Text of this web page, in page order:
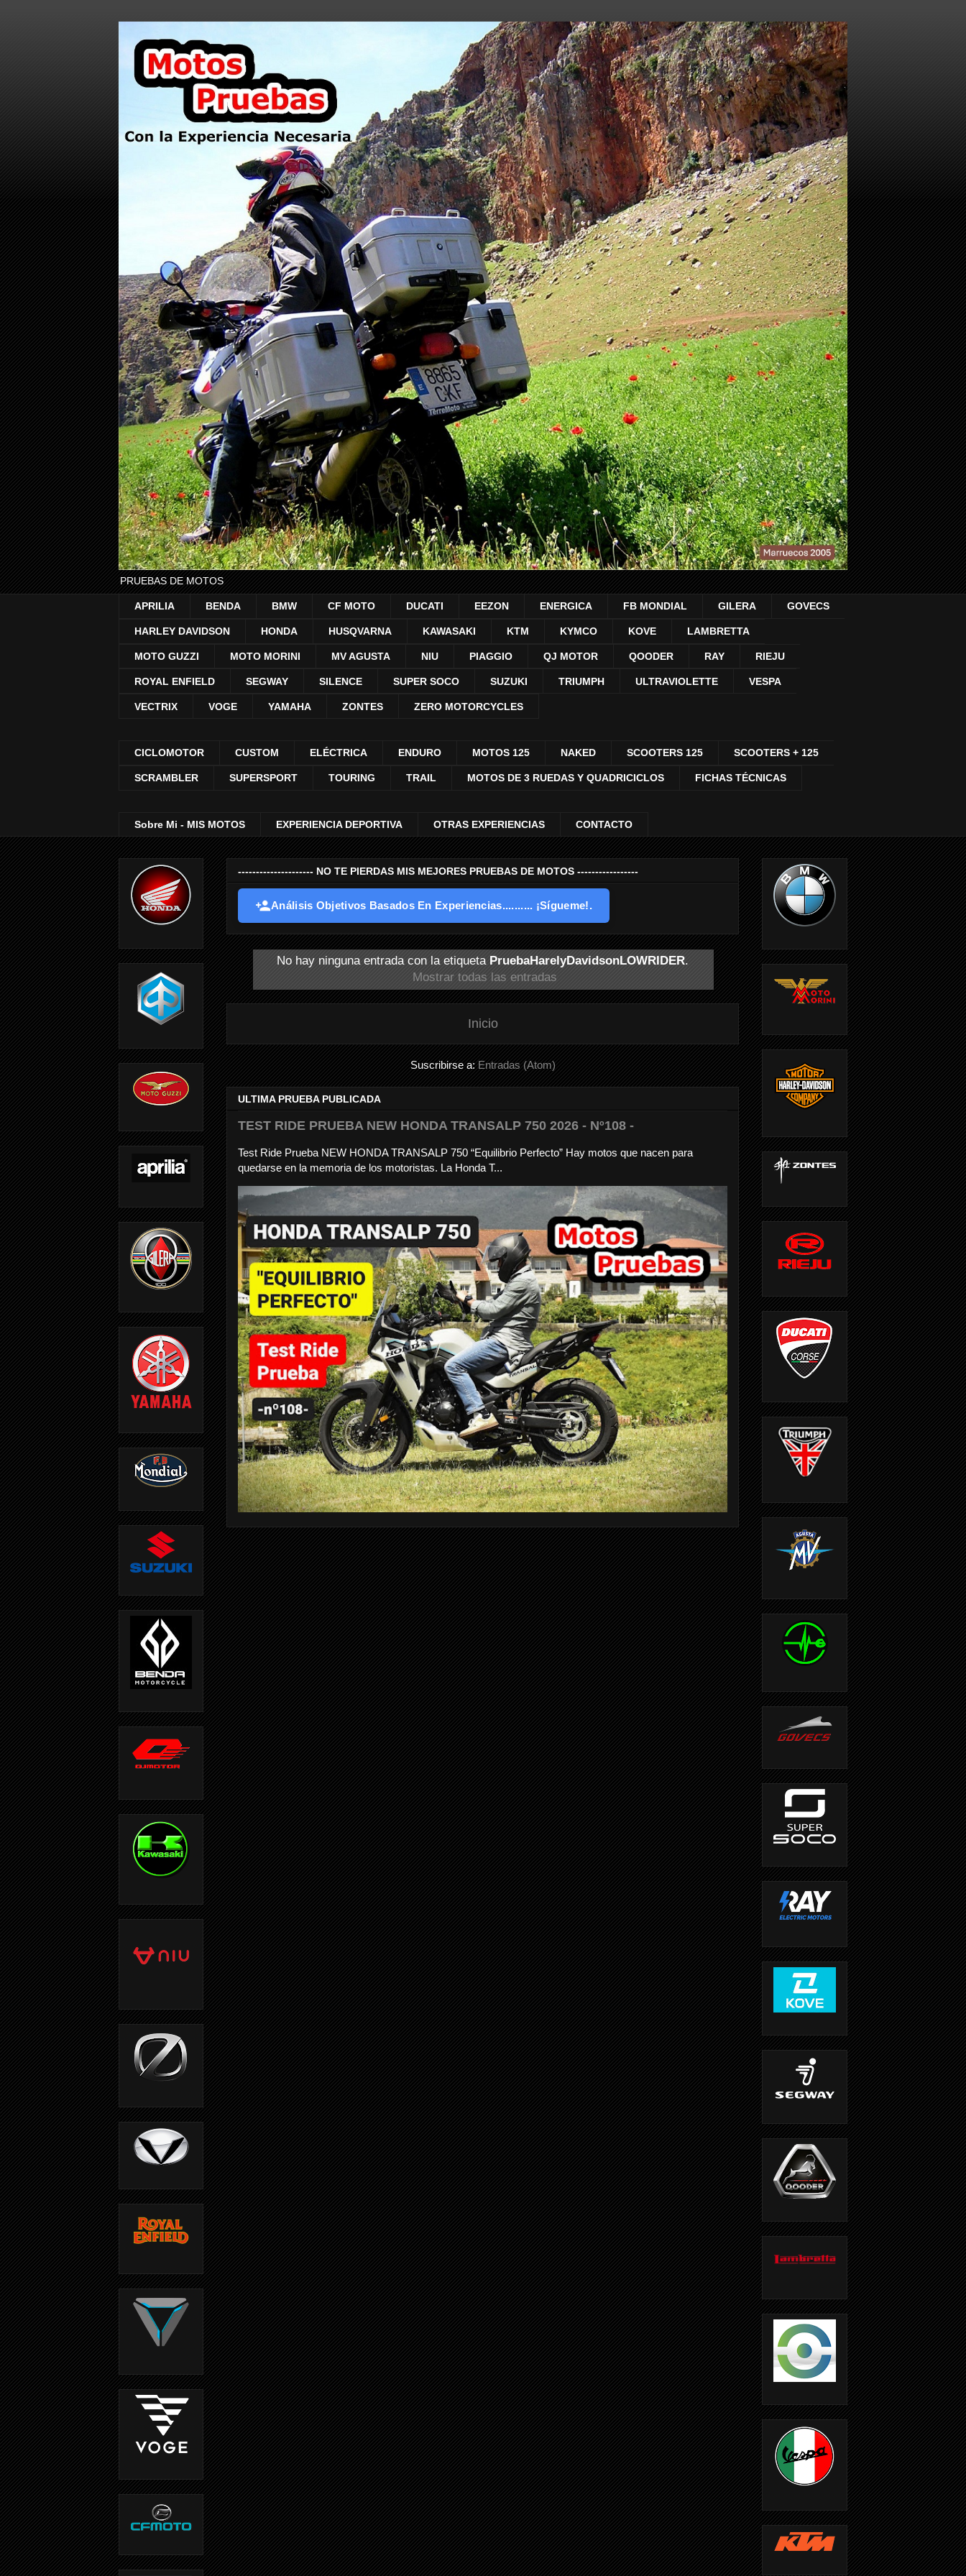
PRUEBAS DE MOTOS
APRILIA BENDA BMW CF MOTO DUCATI EEZON ENERGICA FB MONDIAL GILERA GOVECS
HARLEY DAVIDSON HONDA HUSQVARNA KAWASAKI KTM KYMCO KOVE LAMBRETTA
MOTO GUZZI MOTO MORINI MV AGUSTA NIU PIAGGIO QJ MOTOR QOODER RAY RIEJU
ROYAL ENFIELD SEGWAY SILENCE SUPER SOCO SUZUKI TRIUMPH ULTRAVIOLETTE VESPA
VECTRIX VOGE YAMAHA ZONTES ZERO MOTORCYCLES
CICLOMOTOR CUSTOM ELÉCTRICA ENDURO MOTOS 125 NAKED SCOOTERS 125 SCOOTERS + 125
SCRAMBLER SUPERSPORT TOURING TRAIL MOTOS DE 3 RUEDAS Y QUADRICICLOS FICHAS TÉCNICAS
Sobre Mi - MIS MOTOS EXPERIENCIA DEPORTIVA OTRAS EXPERIENCIAS CONTACTO
--------------------- NO TE PIERDAS MIS MEJORES PRUEBAS DE MOTOS -----------------
Análisis Objetivos Basados En Experiencias.......... ¡Sígueme!.
No hay ninguna entrada con la etiqueta PruebaHarelyDavidsonLOWRIDER.
Mostrar todas las entradas
Inicio
Suscribirse a: Entradas (Atom)
ULTIMA PRUEBA PUBLICADA
TEST RIDE PRUEBA NEW HONDA TRANSALP 750 2026 - Nº108 -
Test Ride Prueba NEW HONDA TRANSALP 750 “Equilibrio Perfecto” Hay motos que nacen para
quedarse en la memoria de los motoristas. La Honda T...